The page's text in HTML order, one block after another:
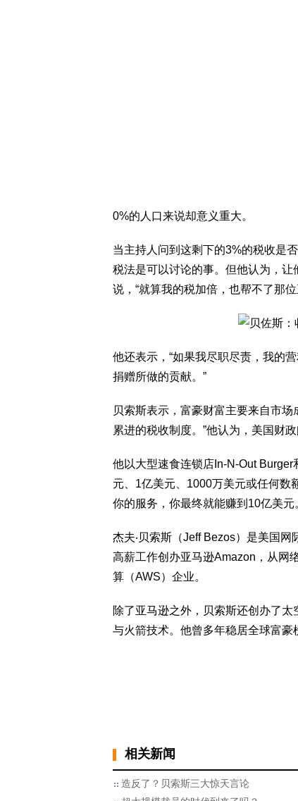
0%的人口来说却意义重大。
当主持人问到这剩下的3%的税收是
税法是可以讨论的事。但他认为，
说，“就算我的税加倍，也帮不了那
他还表示，“如果我尽职尽责，我的
捐赠所做的贡献。”
贝索斯表示，富豪财富主要来自市
累进的税收制度。”他认为，美国财
他以大型速食连锁店In-N-Out
元、1亿美元、1000万美元或任何数
你的服务，你最终就能赚到10亿美元
杰夫‧贝索斯（Jeff Bezos）是美国
高薪工作创办亚马逊Amazon，从网
算（AWS）企业。
除了亚马逊之外，贝索斯还创办了
与火箭技术。他曾多年稳居全球富豪
相关新闻
造反了？贝索斯三大惊天言论